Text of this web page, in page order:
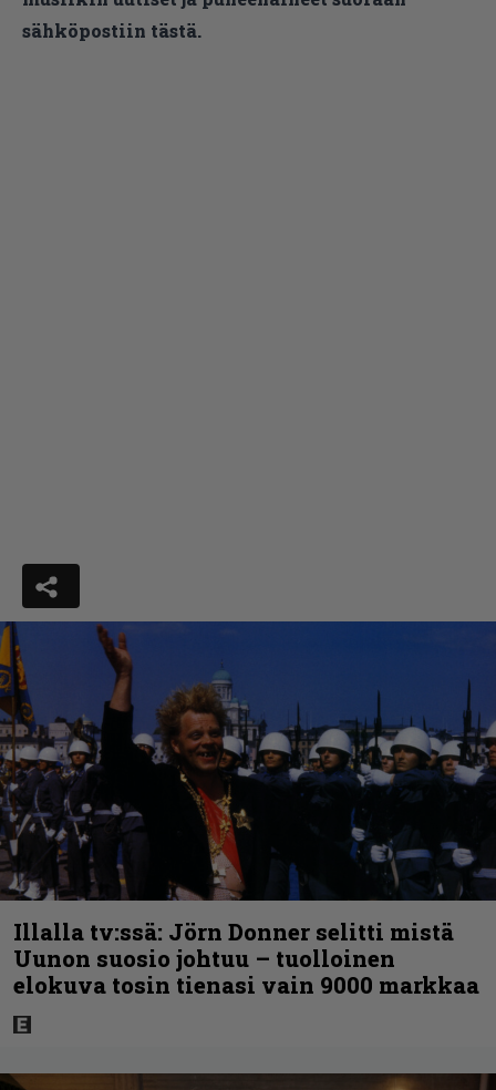
sähköpostiin tästä.
Illalla tv:ssä: Jörn Donner selitti mistä
Uunon suosio johtuu – tuolloinen
elokuva tosin tienasi vain 9000 markkaa